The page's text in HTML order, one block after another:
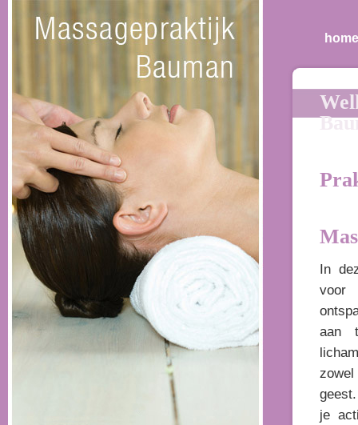
home
In
aan
je